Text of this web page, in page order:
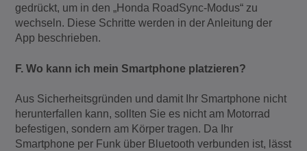
gedrückt, um in den „Honda RoadSync-Modus“ zu
wechseln. Diese Schritte werden in der Anleitung der
App beschrieben.
F. Wo kann ich mein Smartphone platzieren?
Aus Sicherheitsgründen und damit Ihr Smartphone nicht
herunterfallen kann, sollten Sie es nicht am Motorrad
befestigen, sondern am Körper tragen. Da Ihr
Smartphone per Funk über Bluetooth verbunden ist, lässt